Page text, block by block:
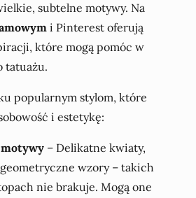
subtelne motywy. Na
i Pinterest oferują
które mogą pomóc w
tatuażu.
popularnym stylom, które
i estetykę:
– Delikatne kwiaty,
wzory – takich
nie brakuje. Mogą one